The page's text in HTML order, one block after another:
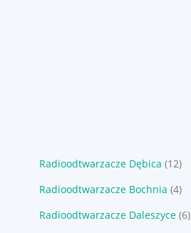
Radioodtwarzacze Dębica (12)
Radioodtwarzacze Bochnia (4)
Radioodtwarzacze Daleszyce (6)